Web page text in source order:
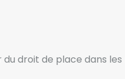
droit de place dans les